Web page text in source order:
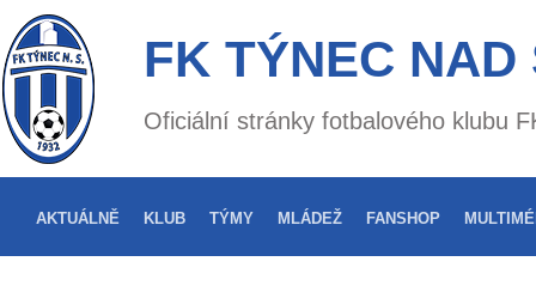
FK TÝNEC NAD
Oficiální stránky fotbalového klubu
AKTUÁLNĚ KLUB TÝMY MLÁDEŽ FANSHOP